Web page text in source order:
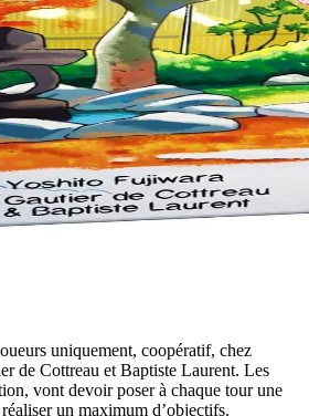
uniquement, coopératif, chez
de Cottreau et Baptiste Laurent. Les
vont devoir poser à chaque tour une
un maximum d’objectifs.